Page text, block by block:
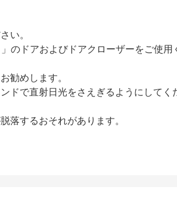
い。
のドアおよびドアクローザーをご使用
勧めします。
で直射日光をさえぎるようにしてく
するおそれがあります。